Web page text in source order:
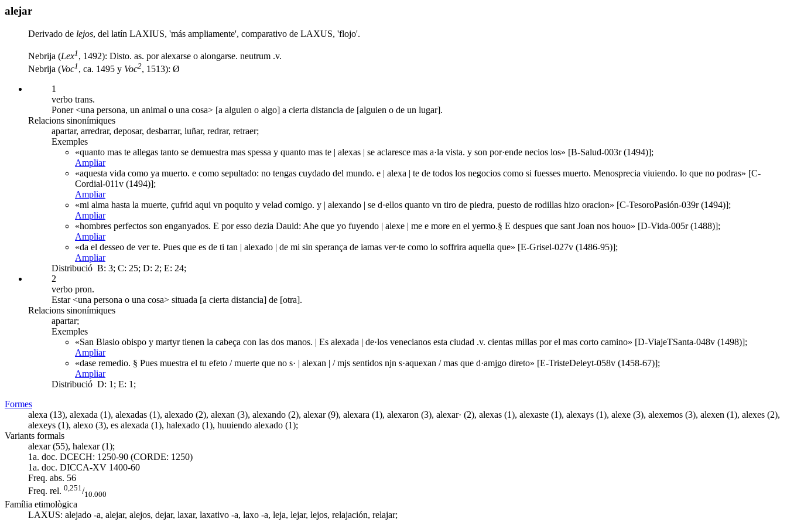
alejar
Derivado de lejos, del latín LAXIUS, 'más ampliamente', comparativo de LAXUS, 'flojo'.
Nebrija (Lex1 , 1492): Disto. as. por alexarse o alongarse. neutrum .v.
Nebrija (Voc1 , ca. 1495 y Voc2, 1513): Ø
1
verbo trans.
Poner <una persona, un animal o una cosa> [a alguien o algo] a cierta distancia de [alguien o de un lugar].
Relacions sinonímiques
apartar, arredrar, deposar, desbarrar, luñar, redrar, retraer;
Exemples
«quanto mas te allegas tanto se demuestra mas spessa y quanto mas te | alexas | se aclaresce mas a·la vista. y son por·ende necios los» [B-Salud-003r (1494)];
Ampliar
«aquesta vida como ya muerto. e como sepultado: no tengas cuydado del mundo. e | alexa | te de todos los negocios como si fuesses muerto. Menosprecia viuiendo. lo que no podras» [C-
Cordial-011v (1494)];
Ampliar
«mi alma hasta la muerte, çufrid aqui vn poquito y velad comigo. y | alexando | se d·ellos quanto vn tiro de piedra, puesto de rodillas hizo oracion» [C-TesoroPasión-039r (1494)];
Ampliar
«hombres perfectos son enganyados. E por esso dezia Dauid: Ahe que yo fuyendo | alexe | me e more en el yermo.§ E despues que sant Joan nos houo» [D-Vida-005r (1488)];
Ampliar
«da el desseo de ver te. Pues que es de ti tan | alexado | de mi sin sperança de iamas ver·te como lo soffrira aquella que» [E-Grisel-027v (1486-95)];
Ampliar
Distribució B: 3; C: 25; D: 2; E: 24;
2
verbo pron.
Estar <una persona o una cosa> situada [a cierta distancia] de [otra].
Relacions sinonímiques
apartar;
Exemples
«San Blasio obispo y martyr tienen la cabeça con las dos manos. | Es alexada | de·los venecianos esta ciudad .v. cientas millas por el mas corto camino» [D-ViajeTSanta-048v (1498)];
Ampliar
«dase remedio. § Pues muestra el tu efeto / muerte que no s· | alexan | / mjs sentidos njn s·aquexan / mas que d·amjgo direto» [E-TristeDeleyt-058v (1458-67)];
Ampliar
Distribució D: 1; E: 1;
Formes
alexa (13), alexada (1), alexadas (1), alexado (2), alexan (3), alexando (2), alexar (9), alexara (1), alexaron (3), alexar· (2), alexas (1), alexaste (1), alexays (1), alexe (3), alexemos (3), alexen (1), alexes (2),
alexeys (1), alexo (3), es alexada (1), halexado (1), huuiendo alexado (1);
Variants formals
alexar (55), halexar (1);
1a. doc. DCECH: 1250-90 (CORDE: 1250)
1a. doc. DICCA-XV 1400-60
Freq. abs. 56
Freq. rel. 0,251/10.000
Família etimològica
LAXUS: alejado -a, alejar, alejos, dejar, laxar, laxativo -a, laxo -a, leja, lejar, lejos, relajación, relajar;